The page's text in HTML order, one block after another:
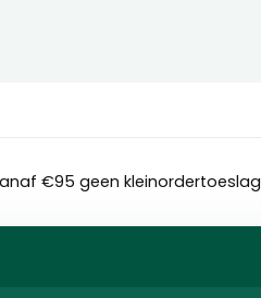
€95 geen kleinordertoeslag